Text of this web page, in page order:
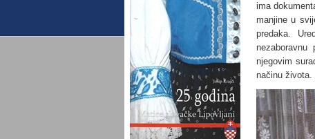
ima
manjine u
predaka.
njegovim
načinu života.